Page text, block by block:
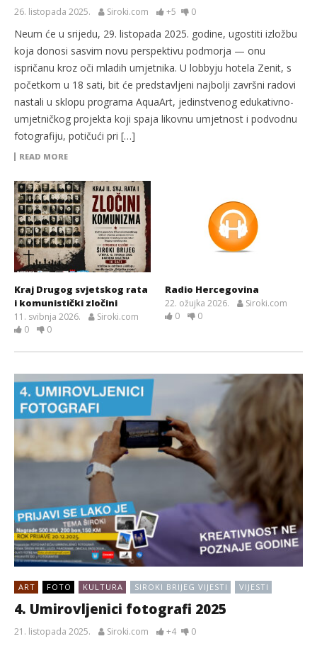
26. listopada 2025. Siroki.com +5 0
Neum će u srijedu, 29. listopada 2025. godine, ugostiti izložbu
koja donosi sasvim novu perspektivu podmorja — onu
ispričanu kroz oči mladih umjetnika. U lobbyju hotela Zenit, s
početkom u 18 sati, bit će predstavljeni najbolji završni radovi
nastali u sklopu programa AquaArt, jedinstvenog edukativno-
umjetničkog projekta koji spaja likovnu umjetnost i podvodnu
fotografiju, potičući pri […]
READ MORE
Kraj Drugog svjetskog rata
i komunistički zločini
11. svibnja 2026.
Siroki.com
0
0
Radio Hercegovina
22. ožujka 2026.
Siroki.com
0
0
ART FOTO KULTURA SIROKI BRIJEG VIJESTI VIJESTI
4. Umirovljenici fotografi 2025
21. listopada 2025. Siroki.com +4 0